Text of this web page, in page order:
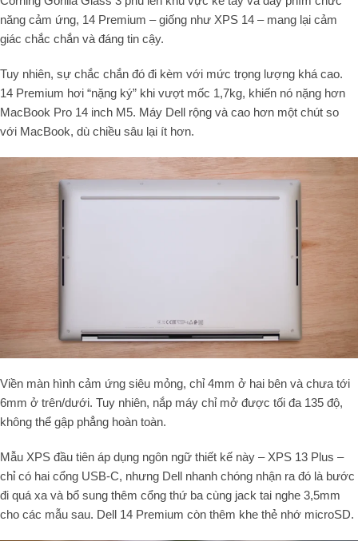
năng cảm ứng, 14 Premium – giống như XPS 14 – mang lại cảm
giác chắc chắn và đáng tin cậy.
Tuy nhiên, sự chắc chắn đó đi kèm với mức trọng lượng khá cao.
14 Premium hơi “nặng ký” khi vượt mốc 1,7kg, khiến nó nặng hơn
MacBook Pro 14 inch M5. Máy Dell rộng và cao hơn một chút so
với MacBook, dù chiều sâu lại ít hơn.
Viền màn hình cảm ứng siêu mỏng, chỉ 4mm ở hai bên và chưa tới
6mm ở trên/dưới. Tuy nhiên, nắp máy chỉ mở được tối đa 135 độ,
không thể gập phẳng hoàn toàn.
Mẫu XPS đầu tiên áp dụng ngôn ngữ thiết kế này – XPS 13 Plus –
chỉ có hai cổng USB-C, nhưng Dell nhanh chóng nhận ra đó là bước
đi quá xa và bổ sung thêm cổng thứ ba cùng jack tai nghe 3,5mm
cho các mẫu sau. Dell 14 Premium còn thêm khe thẻ nhớ microSD.